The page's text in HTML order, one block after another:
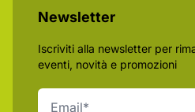
Newsletter
Iscriviti alla newsletter per
eventi, novità e promozioni